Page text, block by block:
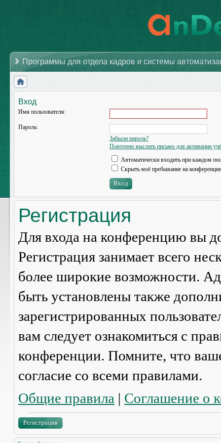
Программы для отдела кадров и системы
Вход
Имя пользователя:
Пароль:
Забыли пароль?
Повторно выслать письмо для активации
Автоматически входить при каждом
Скрыть моё пребывание на
Регистрация
Для входа на конференцию вы
Регистрация занимает всего
более широкие возможности.
быть установлены также
зарегистрированных
вам следует ознакомиться с
конференции. Помните, что
согласие со всеми правилами.
Общие правила | Соглашение о
Регистрация